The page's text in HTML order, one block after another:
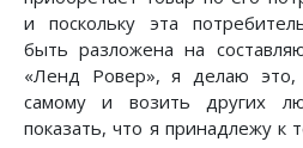
и поскольку эта
быть разложена на
«Ленд Ровер», я делаю
самому и возить других
показать, что я принадлежу